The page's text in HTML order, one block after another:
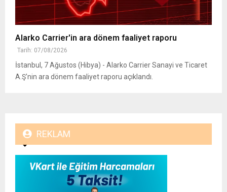
Alarko Carrier'in ara dönem faaliyet raporu
Tarih: 07/08/2026
İstanbul, 7 Ağustos (Hibya) - Alarko Carrier Sanayi ve Ticaret
A.Ş'nin ara dönem faaliyet raporu açıklandı.
REKLAM